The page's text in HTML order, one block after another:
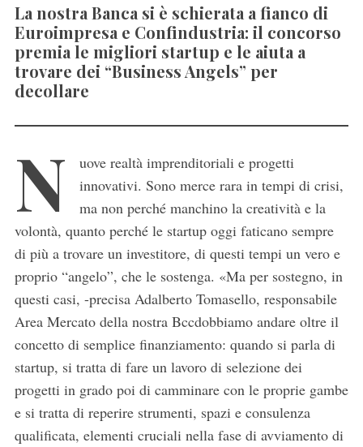
La nostra Banca si è schierata a fianco di
Euroimpresa e Confindustria: il concorso
premia le migliori startup e le aiuta a
trovare dei “Business Angels” per
decollare
N
uove realtà imprenditoriali e progetti
innovativi. Sono merce rara in tempi di crisi,
ma non perché manchino la creatività e la
volontà, quanto perché le startup oggi faticano sempre
di più a trovare un investitore, di questi tempi un vero e
proprio “angelo”, che le sostenga. «Ma per sostegno, in
questi casi, -precisa Adalberto Tomasello, responsabile
Area Mercato della nostra Bccdobbiamo andare oltre il
concetto di semplice finanziamento: quando si parla di
startup, si tratta di fare un lavoro di selezione dei
progetti in grado poi di camminare con le proprie gambe
e si tratta di reperire strumenti, spazi e consulenza
qualificata, elementi cruciali nella fase di avviamento di